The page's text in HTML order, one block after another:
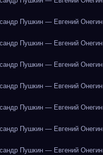
Пушкин — Евгений Онегин
Пушкин — Евгений Онегин
Пушкин — Евгений Онегин
Пушкин — Евгений Онегин
Пушкин — Евгений Онегин
Пушкин — Евгений Онегин
Пушкин — Евгений Онегин